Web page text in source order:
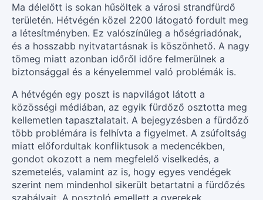
Ma délelőtt is sokan hűsöltek a városi strandfürdő
területén. Hétvégén közel 2200 látogató fordult meg
a létesítményben. Ez valószínűleg a hőségriadónak,
és a hosszabb nyitvatartásnak is köszönhető. A nagy
tömeg miatt azonban időről időre felmerülnek a
biztonsággal és a kényelemmel való problémák is.
A hétvégén egy poszt is napvilágot látott a
közösségi médiában, az egyik fürdőző osztotta meg
kellemetlen tapasztalatait. A bejegyzésben a fürdőző
több problémára is felhívta a figyelmet. A zsúfoltság
miatt előfordultak konfliktusok a medencékben,
gondot okozott a nem megfelelő viselkedés, a
szemetelés, valamint az is, hogy egyes vendégek
szerint nem mindenhol sikerült betartatni a fürdőzés
szabályait. A posztoló emellett a gyerekek